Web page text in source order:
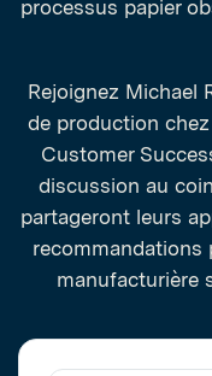
processus papier
Rejoignez Michael
de production
Customer
discussion au
partageront leurs
recommandations
manufacturière